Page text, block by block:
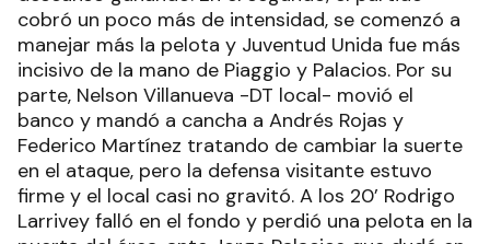
cobró un poco más de intensidad, se comenzó a
manejar más la pelota y Juventud Unida fue más
incisivo de la mano de Piaggio y Palacios. Por su
parte, Nelson Villanueva -DT local- movió el
banco y mandó a cancha a Andrés Rojas y
Federico Martínez tratando de cambiar la suerte
en el ataque, pero la defensa visitante estuvo
firme y el local casi no gravitó. A los 20’ Rodrigo
Larrivey falló en el fondo y perdió una pelota en la